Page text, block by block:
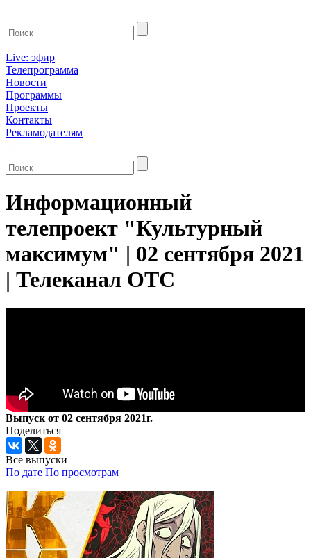
Live: эфир
Телепрограмма
Новости
Программы
Проекты
Контакты
Рекламодателям
Информационный
телепроект "Культурный
максимум" | 02 сентября 2021
| Телеканал ОТС
Выпуск от 02 сентября 2021г.
Поделиться
Все выпуски
По дате По просмотрам